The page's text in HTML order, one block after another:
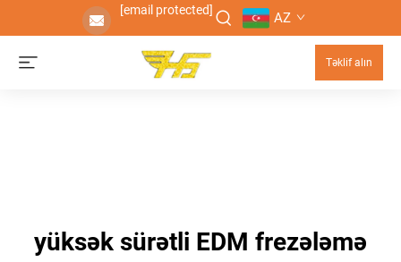
[email protected] AZ
Təklif alın
yüksək sürətli EDM frezələmə